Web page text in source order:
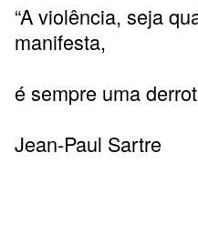
“A violência, seja
manifesta,
é sempre uma
Jean-Paul Sartre